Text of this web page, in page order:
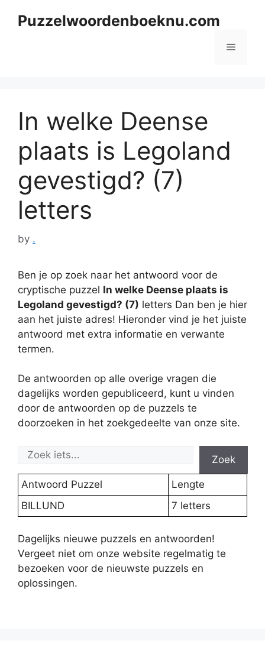
Puzzelwoordenboeknu.com
Menu
In welke Deense
plaats is Legoland
gevestigd? (7)
letters
by .
Ben je op zoek naar het antwoord voor de
cryptische puzzel In welke Deense plaats is
Legoland gevestigd? (7) letters Dan ben je hier
aan het juiste adres! Hieronder vind je het juiste
antwoord met extra informatie en verwante
termen.
De antwoorden op alle overige vragen die
dagelijks worden gepubliceerd, kunt u vinden
door de antwoorden op de puzzels te
doorzoeken in het zoekgedeelte van onze site.
Zoek
Antwoord Puzzel
Lengte
BILLUND
7 letters
Dagelijks nieuwe puzzels en antwoorden!
Vergeet niet om onze website regelmatig te
bezoeken voor de nieuwste puzzels en
oplossingen.